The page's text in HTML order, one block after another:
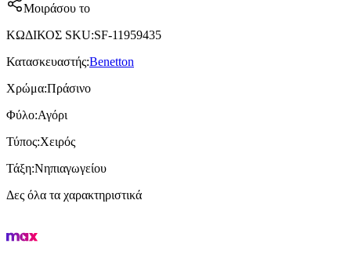
Μοιράσου το
ΚΩΔΙΚΟΣ SKU:SF-11959435
Κατασκευαστής:Benetton
Χρώμα:Πράσινο
Φύλο:Αγόρι
Τύπος:Χειρός
Τάξη:Νηπιαγωγείου
Δες όλα τα χαρακτηριστικά